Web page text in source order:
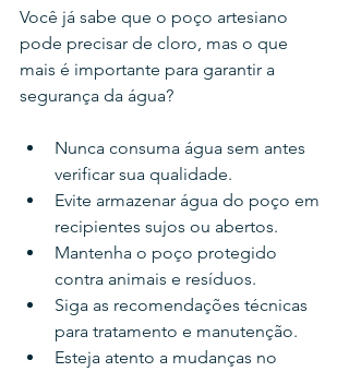
Você já sabe que o poço artesiano
pode precisar de cloro, mas o que
mais é importante para garantir a
segurança da água?
Nunca consuma água sem antes
verificar sua qualidade.
Evite armazenar água do poço em
recipientes sujos ou abertos.
Mantenha o poço protegido
contra animais e resíduos.
Siga as recomendações técnicas
para tratamento e manutenção.
Esteja atento a mudanças no